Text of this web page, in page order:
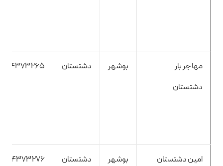
مهاجر بار
دشتستان
بوشهر دشتستان
امین دشتستان بوشهر دشتستان